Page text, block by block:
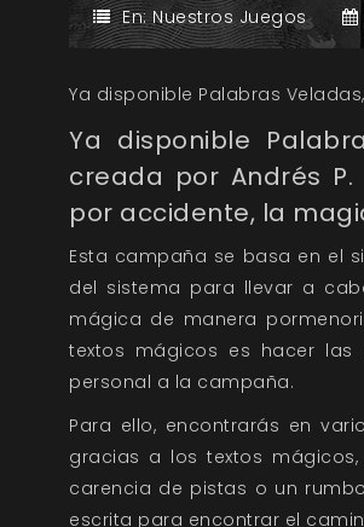
En:Nuestros Juegos
Ya disponible Palabras
Ya disponible
creada por Andrés
por accidente, la
Esta campaña se basa en el
del sistema para llevar a
mágica de manera
textos mágicos es hacer
personal a la campaña.
Para ello, encontrarás en
gracias a los textos
carencia de pistas o un
escrita para encontrar el